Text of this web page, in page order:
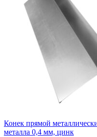
Конек прямой
металла 0,4 мм, цинк